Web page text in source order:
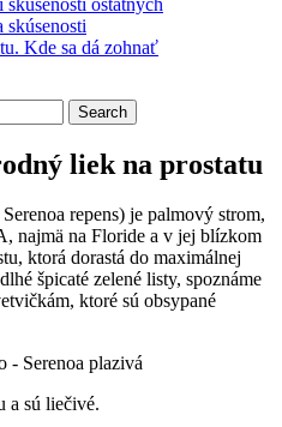
Kde sa dá zohnať
liek na prostatu
repens) je palmový strom,
najmä na Floride a v jej blízkom
ktorá dorastá do maximálnej
špicaté zelené listy, spoznáme
ktoré sú obsypané
a sú liečivé.